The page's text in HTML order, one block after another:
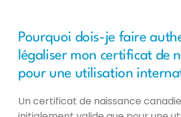
Documents We Process
Client Resources
Pourquoi dois-je faire
légaliser mon certificat de
pour une utilisation
Un certificat de naissance